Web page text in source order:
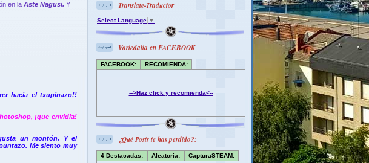
en la Aste Nagusi. Y
hacia el txupinazo!!
¡que envidia!
un montón. Y el
Me siento muy
Translate-Traductor
Select Language ▼
Variedalia en FACEBOOK
FACEBOOK: RECOMIENDA:
-->Haz click y recomienda<--
¿Qué Posts te has perdido?:
4 Destacadas: Aleatoria: CapturaSTEAM: